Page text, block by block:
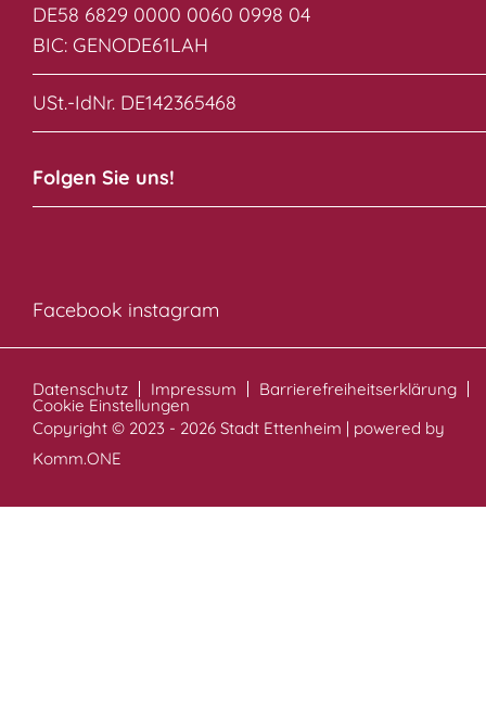
DE58 6829 0000 0060 0998 04
BIC: GENODE61LAH
USt.-IdNr. DE142365468
Folgen Sie uns!
Facebook instagram
Datenschutz Impressum Barrierefreiheitserklärung
Cookie Einstellungen
Copyright © 2023 - 2026 Stadt Ettenheim | powered by
Komm.ONE